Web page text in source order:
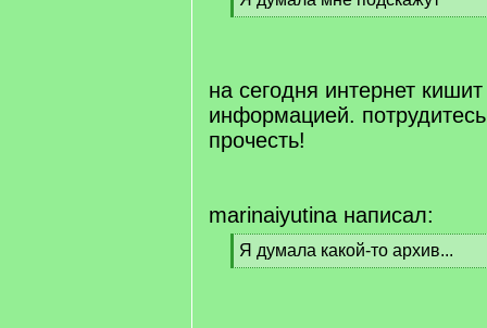
q
[
на сегодня интернет
информацией.
прочесть!
marinaiyutina написал:
[
q
Я думала какой-то архив...
[